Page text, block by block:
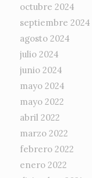
octubre 2024
septiembre 2024
agosto 2024
julio 2024
junio 2024
mayo 2024
mayo 2022
abril 2022
marzo 2022
febrero 2022
enero 2022